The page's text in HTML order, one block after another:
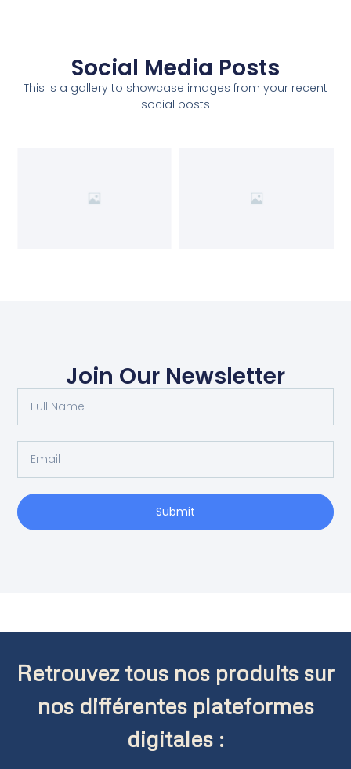
Social Media Posts
This is a gallery to showcase images from your recent
social posts
Join Our Newsletter
Submit
Retrouvez tous nos produits sur
nos différentes plateformes
digitales :